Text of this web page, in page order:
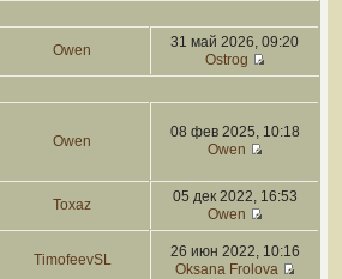
Owen
31 май 2026, 09:20
Ostrog
Owen
08 фев 2025, 10:18
Owen
Toxaz
05 дек 2022, 16:53
Owen
TimofeevSL
26 июн 2022, 10:16
Oksana Frolova